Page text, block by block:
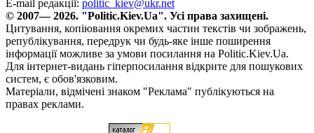
E-mail редакції: politic_kiev@ukr.net
© 2007— 2026. "Politic.Kiev.Ua". Усі права захищені.
Цитування, копіювання окремих частин текстів чи зображень,
републікування, передрук чи будь-яке інше поширення
інформації можливе за умови посилання на Politic.Kiev.Ua.
Для інтернет-видань гіперпосилання відкрите для пошукових
систем, є обов'язковим.
Матеріали, відмічені знаком "Реклама" публікуються на
правах реклами.